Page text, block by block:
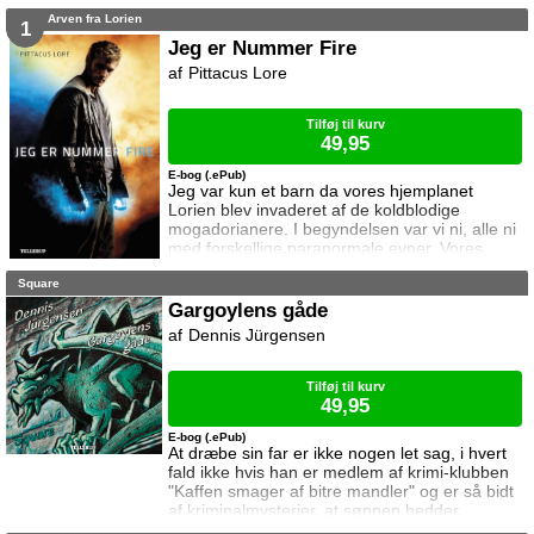
opdager de at noget er helt galt. Både
truet ...
1 Arven fra Lorien
Jeg er Nummer Fire
Jeg var kun et barn da vores hjemplanet
Lorien blev invaderet af de koldblodige
mogadorianere. I begyndelsen var vi ni, alle ni
med forskellige paranormale evner. Vores
beskyttere flygtede med os til Jorden for at
mogadorianerne frygter vores evner, og de
giver ikke op før vi alle er væk. De har allerede
fanget og dræbt Nummer Et i Malaysia
E-bog (.ePub)
Pittacus Lore
Tilføj til kurv
49,95
Square
Gargoylens gåde
At dræbe sin far er ikke nogen let sag, i hvert
fald ikke hvis han er medlem af krimi-klubben
"Kaffen smager af bitre mandler" og er så bidt
af kriminalmysterier, at sønnen hedder
Sherlock. Det sætter til stadighed Sherlock grå
E-bog (.ePub)
Dennis Jürgensen
Tilføj til kurv
49,95